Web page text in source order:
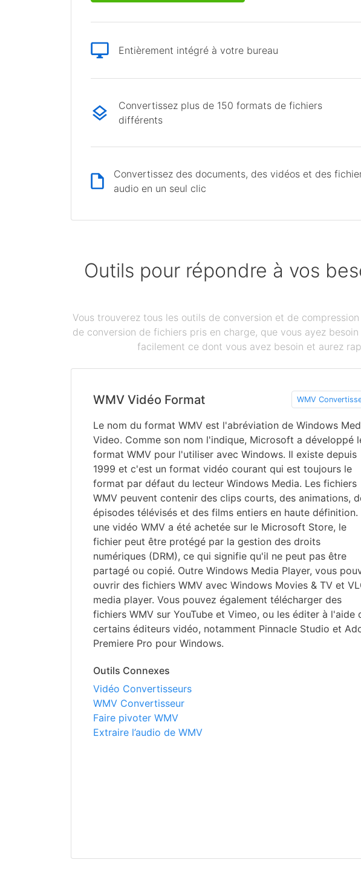
Entièrement intégré à votre bureau
Convertissez plus de 150 formats de fichiers
différents
Convertissez des documents, des vidéos et des
audio en un seul clic
Outils pour répondre à vos
Vous trouverez tous les outils de conversion et de
de conversion de fichiers pris en charge, que vous ayez
facilement ce dont vous avez besoin et aurez
WMV Vidéo Format WMV
Le nom du format WMV est l'abréviation de Windows
Video. Comme son nom l'indique, Microsoft a développé
format WMV pour l'utiliser avec Windows. Il existe depuis
1999 et c'est un format vidéo courant qui est toujours le
format par défaut du lecteur Windows Media. Les fichiers
WMV peuvent contenir des clips courts, des animations,
épisodes télévisés et des films entiers en haute définition.
une vidéo WMV a été achetée sur le Microsoft Store, le
fichier peut être protégé par la gestion des droits
numériques (DRM), ce qui signifie qu'il ne peut pas être
partagé ou copié. Outre Windows Media Player, vous
ouvrir des fichiers WMV avec Windows Movies & TV et
media player. Vous pouvez également télécharger des
fichiers WMV sur YouTube et Vimeo, ou les éditer à l'aide
certains éditeurs vidéo, notamment Pinnacle Studio et
Premiere Pro pour Windows.
Outils Connexes
Vidéo Convertisseurs
WMV Convertisseur
Faire pivoter WMV
Extraire l’audio de WMV